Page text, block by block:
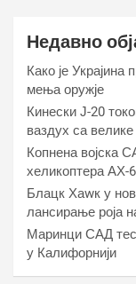
Недавно
Како је
мења оружје
Кинески Ј-20
ваздух са
Копнена војска
хеликоптера АХ-
Блацк Хаwк у
лансирање роја
Маринци САД
у Калифорнији